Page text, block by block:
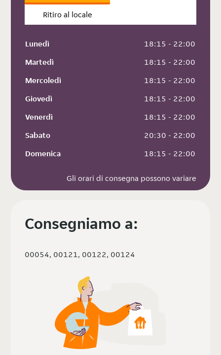
Ritiro al locale
Lunedì
18:15 - 22:00
Martedì
18:15 - 22:00
Mercoledì
18:15 - 22:00
Giovedì
18:15 - 22:00
Venerdì
18:15 - 22:00
Sabato
20:30 - 22:00
Domenica
18:15 - 22:00
Gli orari di consegna possono variare
Consegniamo a:
00054, 00121, 00122, 00124